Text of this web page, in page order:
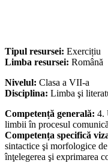
Tipul resursei: Exercițiu
Limba resursei: Română
Nivelul: Clasa a VII-a
Disciplina: Limba şi
Competență generală: 4.
limbii în procesul
Competența specifică
sintactice şi morfologice
înţelegerea şi exprimarea